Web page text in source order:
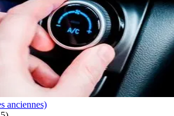
anciennes)